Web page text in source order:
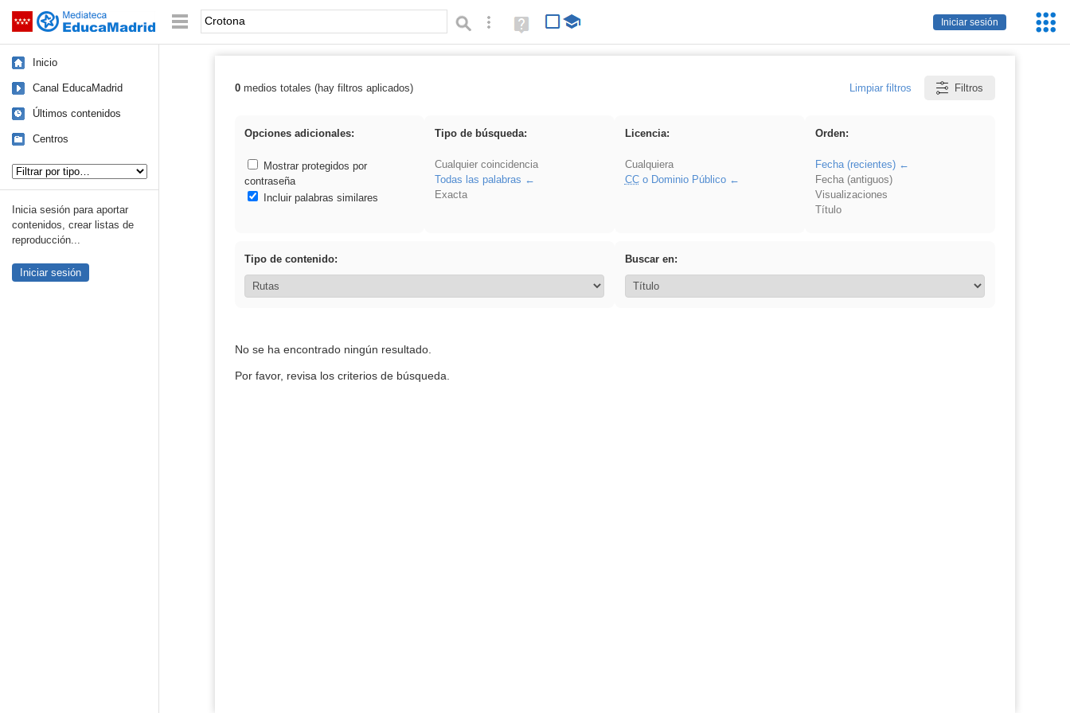
Saltar navegación
Iniciar sesión
Palabra o frase: Búsqueda avanzada
Ayuda
(en
Inicio
Canal EducaMadrid
Últimos contenidos
Centros
Inicia sesión para aportar
contenidos, crear listas de
reproducción...
Iniciar sesión
Resultados de: Crotona
0medios totales (hay filtros aplicados) Limpiar filtros Filtros
Opciones adicionales:
Mostrar protegidos por
contraseña
Incluir palabras similares
Tipo de búsqueda:
Cualquier coincidencia
Todas las palabras
Exacta
Licencia:
Cualquiera
CCo Dominio Público
Orden:
Fecha (recientes)
Fecha (antiguos)
Visualizaciones
Título
Tipo de contenido: Buscar en:
No se ha encontrado ningún resultado.
Por favor, revisa los criterios de búsqueda.